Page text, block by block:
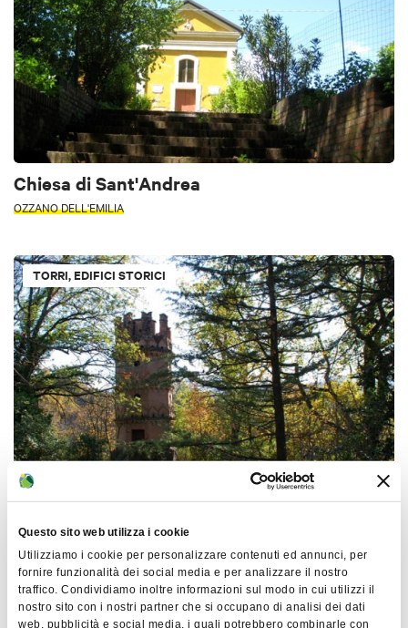
Questo sito web utilizza i cookie
Utilizziamo i cookie per personalizzare contenuti ed annunci, per
fornire funzionalità dei social media e per analizzare il nostro
traffico. Condividiamo inoltre informazioni sul modo in cui utilizzi il
nostro sito con i nostri partner che si occupano di analisi dei dati
web, pubblicità e social media, i quali potrebbero combinarle con
Chiesa di Sant'Andrea
OZZANO DELL'EMILIA
TORRI, EDIFICI STORICI
Castello di Zena e Torre dell'Erede
TORRI, EDIFICI STORICI